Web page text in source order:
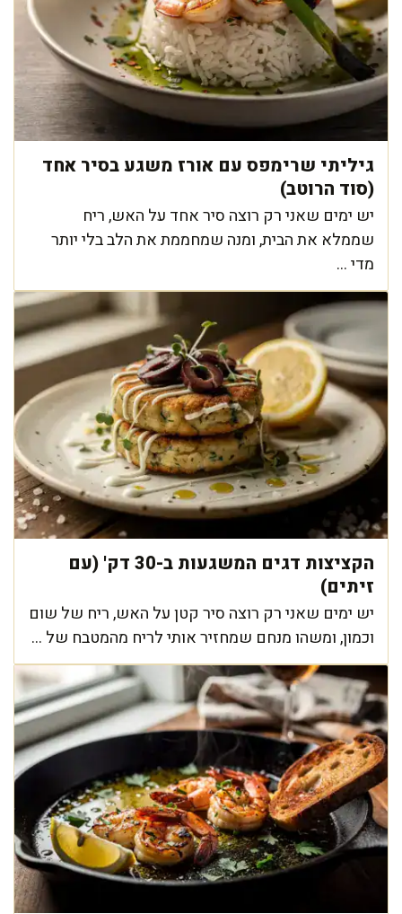
גיליתי שרימפס עם אורז משגע בסיר אחד
(סוד הרוטב)
יש ימים שאני רק רוצה סיר אחד על האש, ריח
שממלא את הבית, ומנה שמחממת את הלב בלי יותר
מדי ...
הקציצות דגים המשגעות ב-30 דק' (עם
זיתים)
יש ימים שאני רק רוצה סיר קטן על האש, ריח של שום
וכמון, ומשהו מנחם שמחזיר אותי לריח מהמטבח של ...